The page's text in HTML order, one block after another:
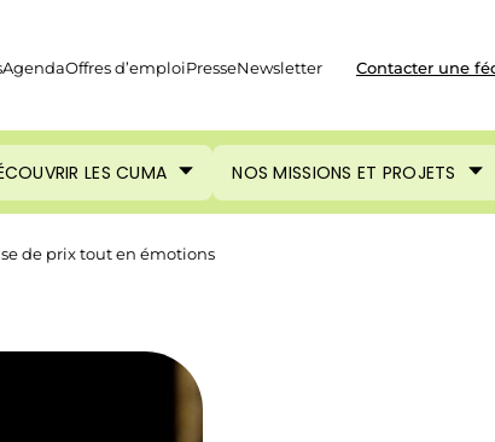
AgendaOffres d’emploiPresseNewsletter Contacter une
LES CUMA NOS MISSIONS ET PROJETS
de prix tout en émotions